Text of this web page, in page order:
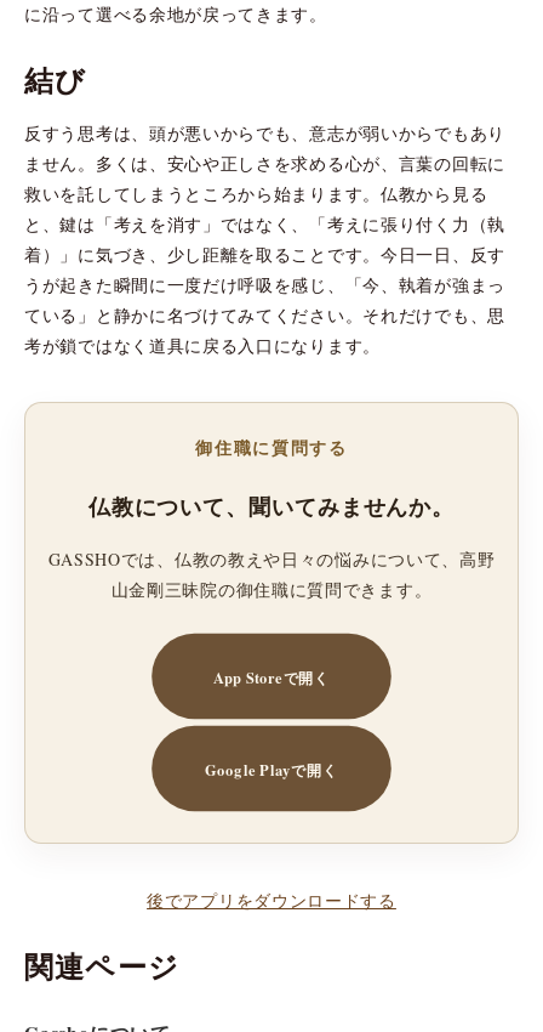
に沿って選べる余地が戻ってきます。
結び
反すう思考は、頭が悪いからでも、意志が弱いからでもあり
ません。多くは、安心や正しさを求める心が、言葉の回転に
救いを託してしまうところから始まります。仏教から見る
と、鍵は「考えを消す」ではなく、「考えに張り付く力（執
着）」に気づき、少し距離を取ることです。今日一日、反す
うが起きた瞬間に一度だけ呼吸を感じ、「今、執着が強まっ
ている」と静かに名づけてみてください。それだけでも、思
考が鎖ではなく道具に戻る入口になります。
御住職に質問する
仏教について、聞いてみませんか。
GASSHOでは、仏教の教えや日々の悩みについて、高野
山金剛三昧院の御住職に質問できます。
App Storeで開く
Google Playで開く
後でアプリをダウンロードする
関連ページ